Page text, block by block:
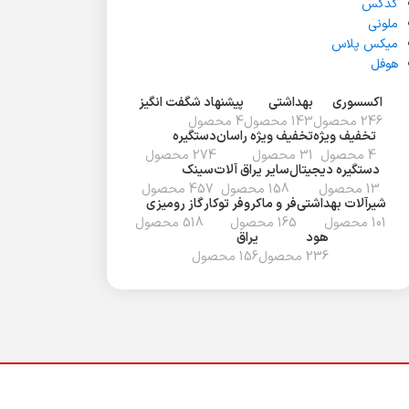
گدکس
ملونی
میکس پلاس
هوفل
اکسسوری
246 محصول
بهداشتی
143 محصول
پیشنهاد شگفت انگیز
4 محصول
تخفیف ويژه
4 محصول
تخفیف ویژه راسان
31 محصول
دستگیره
274 محصول
دستگیره دیجیتال
13 محصول
سایر یراق آلات
158 محصول
سینک
457 محصول
شیرآلات بهداشتی
101 محصول
فر و ماکروفر توکار
165 محصول
گاز رومیزی
518 محصول
هود
236 محصول
یراق
156 محصول